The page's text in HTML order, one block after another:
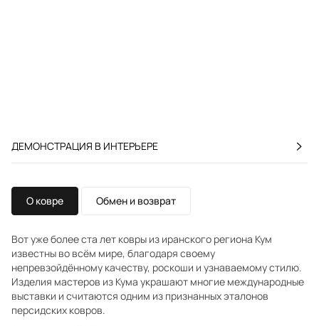
ДЕМОНСТРАЦИЯ В ИНТЕРЬЕРЕ
О ковре Обмен и возврат
Вот уже более ста лет ковры из иранского региона Кум
известны во всём мире, благодаря своему
непревзойдённому качеству, роскоши и узнаваемому стилю.
Изделия мастеров из Кума украшают многие международные
выставки и считаются одним из признанных эталонов
персидских ковров.